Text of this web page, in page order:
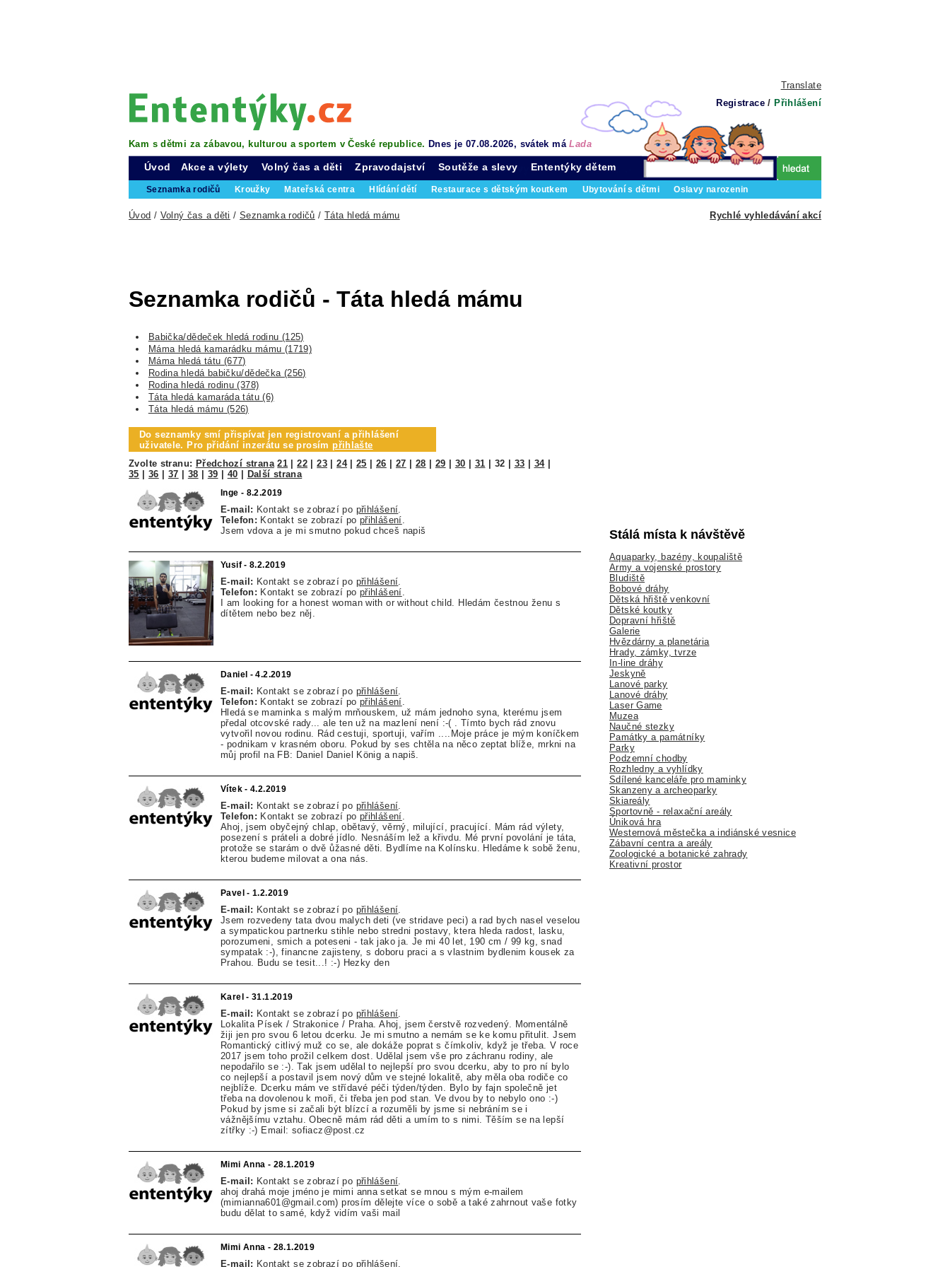
Translate
Registrace / Přihlášení
Kam s dětmi za zábavou, kulturou a sportem v České republice. Dnes je 07.08.2026, svátek máLada
Úvod Akce a výlety Volný čas a děti
Seznamka rodičů Kroužky Mateřská centra Hlídání dětí Restaurace s dětským koutkem Ubytování s dětmi Oslavy narozenin
Zpravodajství Soutěže a slevy Ententýky dětem
Rychlé vyhledávání akcí
Úvod / Volný čas a děti /Seznamka rodičů / Táta hledá mámu
Seznamka rodičů - Táta hledá mámu
Babička/dědeček hledá rodinu (125)
Máma hledá kamarádku mámu (1719)
Máma hledá tátu (677)
Rodina hledá babičku/dědečka (256)
Rodina hledá rodinu (378)
Táta hledá kamaráda tátu (6)
Táta hledá mámu (526)
Do seznamky smí přispívat jen registrovaní a přihlášení
uživatele. Pro přidání inzerátu se prosímpřihlašte
Zvolte stranu: Předchozí strana 21 |22 |23|24|25 26 27 28 29 30 31 32 33 34|
35
36 37 38 39 40 Další strana
Inge - 8.2.2019
E-mail: Kontakt se zobrazí po přihlášení
Telefon: Kontakt se zobrazí po přihlášení
Jsem vdova a je mi smutno pokud chceš napiš
Yusif - 8.2.2019
E-mail: Kontakt se zobrazí po přihlášení
Telefon: Kontakt se zobrazí po přihlášení
I am looking for a honest woman with or without child. Hledám čestnou ženu s
dítětem nebo bez něj.
Daniel - 4.2.2019
E-mail: Kontakt se zobrazí po přihlášení
Telefon: Kontakt se zobrazí po přihlášení
Hledá se maminka s malým mrňouskem, už mám jednoho syna, kterému jsem
předal otcovské rady... ale ten už na mazlení není :-( . Tímto bych rád znovu
vytvořil novou rodinu. Rád cestuji, sportuji, vařím ....Moje práce je mým koníčkem
- podnikam v krasném oboru. Pokud by ses chtěla na něco zeptat blíže, mrkni na
můj profil na FB: Daniel Daniel König a napiš.
Vítek - 4.2.2019
E-mail: Kontakt se zobrazí po přihlášení
Telefon: Kontakt se zobrazí po přihlášení
Ahoj, jsem obyčejný chlap, obětavý, věrný, milující, pracující. Mám rád výlety,
posezení s práteli a dobré jídlo. Nesnáším lež a křivdu. Mé první povolání je táta,
protože se starám o dvě ůžasné děti. Bydlíme na Kolínsku. Hledáme k sobě ženu,
kterou budeme milovat a ona nás.
Pavel - 1.2.2019
E-mail: Kontakt se zobrazí po přihlášení
Jsem rozvedeny tata dvou malych deti (ve stridave peci) a rad bych nasel veselou
a sympatickou partnerku stihle nebo stredni postavy, ktera hleda radost, lasku,
porozumeni, smich a poteseni - tak jako ja. Je mi 40 let, 190 cm / 99 kg, snad
sympatak :-), financne zajisteny, s doboru praci a s vlastnim bydlenim kousek za
Prahou. Budu se tesit...! :-) Hezky den
Karel - 31.1.2019
E-mail: Kontakt se zobrazí po přihlášení
Lokalita Písek / Strakonice / Praha. Ahoj, jsem čerstvě rozvedený. Momentálně
žiji jen pro svou 6 letou dcerku. Je mi smutno a nemám se ke komu přitulit. Jsem
Romantický citlivý muž co se, ale dokáže poprat s čímkoliv, když je třeba. V roce
2017 jsem toho prožil celkem dost. Udělal jsem vše pro záchranu rodiny, ale
nepodařilo se :-). Tak jsem udělal to nejlepší pro svou dcerku, aby to pro ní bylo
co nejlepší a postavil jsem nový dům ve stejné lokalitě, aby měla oba rodiče co
nejblíže. Dcerku mám ve střídavé péči týden/týden. Bylo by fajn společně jet
třeba na dovolenou k moři, či třeba jen pod stan. Ve dvou by to nebylo ono :-)
Pokud by jsme si začali být blízcí a rozuměli by jsme si nebráním se i
vážnějšímu vztahu. Obecně mám rád děti a umím to s nimi. Těším se na lepší
zítřky :-) Email: sofiacz@post.cz
Mimi Anna - 28.1.2019
E-mail: Kontakt se zobrazí po přihlášení
ahoj drahá moje jméno je mimi anna setkat se mnou s mým e-mailem
(mimianna601@gmail.com) prosím dělejte více o sobě a také zahrnout vaše fotky
budu dělat to samé, když vidím vaši mail
Mimi Anna - 28.1.2019
E-mail: Kontakt se zobrazí po přihlášení
Stálá místa k návštěvě
Aquaparky, bazény, koupaliště
Army a vojenské prostory
Bludiště
Bobové dráhy
Dětská hřiště venkovní
Dětské koutky
Dopravní hřiště
Galerie
Hvězdárny a planetária
Hrady, zámky, tvrze
In-line dráhy
Jeskyně
Lanové parky
Lanové dráhy
Laser Game
Muzea
Naučné stezky
Památky a památníky
Parky
Podzemní chodby
Rozhledny a vyhlídky
Sdílené kanceláře pro maminky
Skanzeny a archeoparky
Skiareály
Sportovně - relaxační areály
Úniková hra
Westernová městečka a indiánské vesnice
Zábavní centra a areály
Zoologické a botanické zahrady
Kreativní prostor